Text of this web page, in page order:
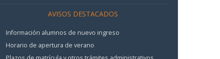
AVISOS DESTACADOS
Información alumnos de nuevo ingreso
Horario de apertura de verano